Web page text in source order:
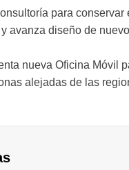
para conservar
avanza diseño de
nueva Oficina Móvil
alejadas de las